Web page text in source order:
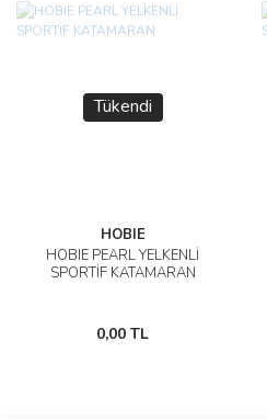
Tükendi
HOBIE
HOBIE PEARL YELKENLİ
SPORTİF KATAMARAN
0,00 TL